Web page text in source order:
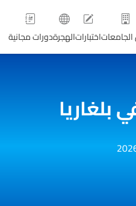
الجامعاتاختباراتالهجرةدورات مجانية